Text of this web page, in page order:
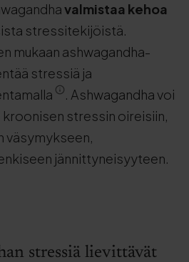
valmistaa kehoa
stressitekijöistä.
mukaan ashwagandha-
stressiä ja
. Ashwagandha voi
kroonisen stressin oireisiin,
väsymykseen,
jännittyneisyyteen.
stressiä lievittävät